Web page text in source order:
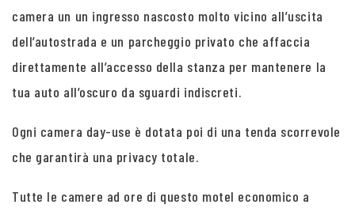
camera un un ingresso nascosto molto vicino all’uscita
dell’autostrada e un parcheggio privato che affaccia
direttamente all’accesso della stanza per mantenere la
tua auto all’oscuro da sguardi indiscreti.
Ogni camera day-use è dotata poi di una tenda scorrevole
che garantirà una privacy totale.
Tutte le camere ad ore di questo motel economico a